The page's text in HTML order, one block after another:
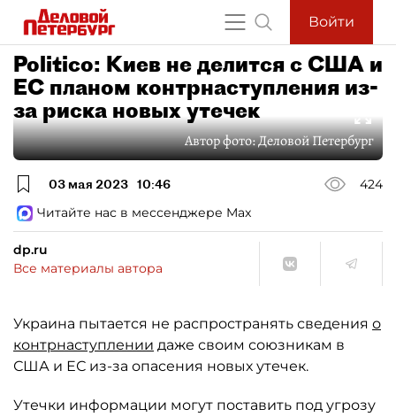
Войти
Politico: Киев не делится с США и
ЕС планом контрнаступления из-
за риска новых утечек
Автор фото:Деловой Петербург
03 мая 2023 10:46
424
Читайте нас в мессенджере Max
dp.ru
Все материалы автора
Украина пытается не распространять сведения о
контрнаступлении даже своим союзникам в
США и ЕС из-за опасения новых утечек.
Утечки информации могут поставить под угрозу